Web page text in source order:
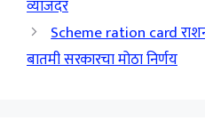
व्याजदर
Scheme ration card
बातमी सरकारचा मोठा निर्णय